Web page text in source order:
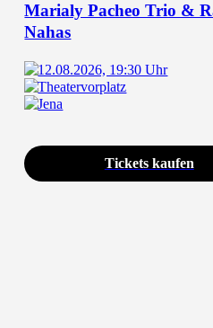
Marialy Pacheo Trio &
Nahas
12.08.2026, 19:30 Uhr
Theatervorplatz
Jena
Tickets kaufen